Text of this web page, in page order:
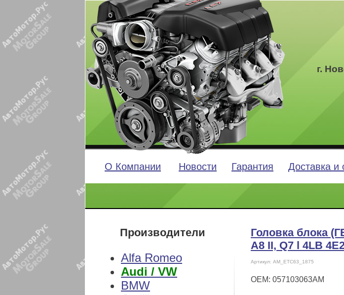
г.
О Компании Новости Гарантия Доставка и
Производители
Alfa Romeo
Audi / VW
BMW
Головка блока
A8 II, Q7 l 4LB
Артикул: AM_ETC63_1875
OEM: 057103063AM